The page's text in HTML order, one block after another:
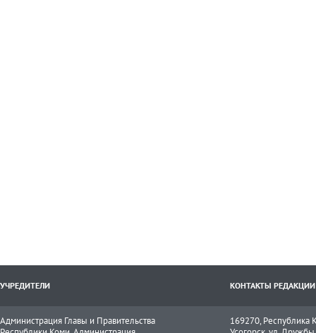
УЧРЕДИТЕЛИ КОНТАКТЫ РЕДАКЦИИ
Администрация Главы и Правительства
169270, Республика